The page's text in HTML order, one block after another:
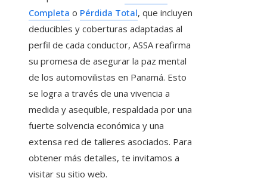
Completa o Pérdida Total, que incluyen
deducibles y coberturas adaptadas al
perfil de cada conductor, ASSA reafirma
su promesa de asegurar la paz mental
de los automovilistas en Panamá. Esto
se logra a través de una vivencia a
medida y asequible, respaldada por una
fuerte solvencia económica y una
extensa red de talleres asociados. Para
obtener más detalles, te invitamos a
visitar su sitio web.